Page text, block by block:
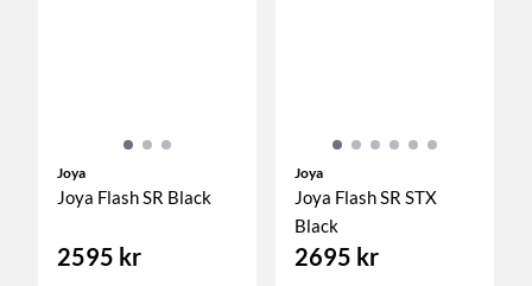
Joya
Joya Flash SR Black
2595 kr
Joya
Joya Flash SR STX
Black
2695 kr